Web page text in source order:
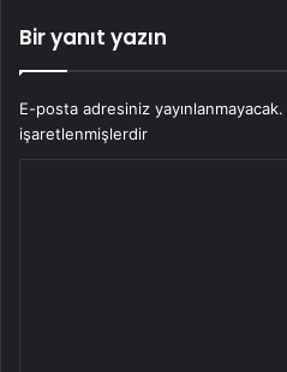
Bir yanıt yazın
E-posta adresiniz yayınlanmayacak.
işaretlenmişlerdir